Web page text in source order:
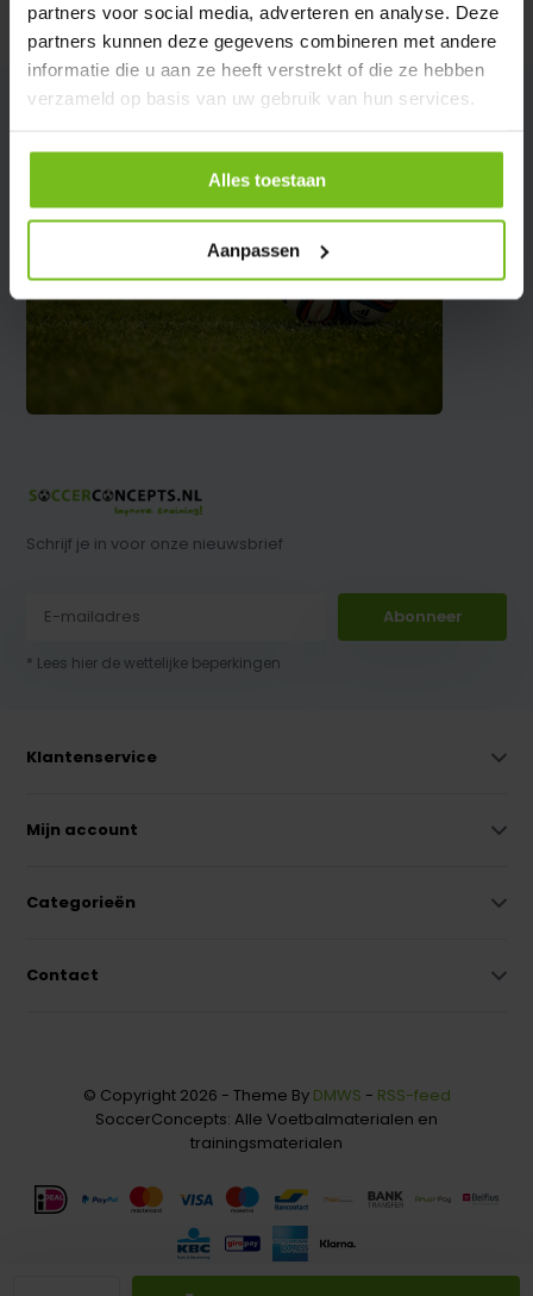
partners voor social media, adverteren en analyse. Deze
partners kunnen deze gegevens combineren met andere
informatie die u aan ze heeft verstrekt of die ze hebben
verzameld op basis van uw gebruik van hun services.
Alles toestaan
Aanpassen
Delen
Schrijf je in voor onze nieuwsbrief
Abonneer
* Lees hier de wettelijke beperkingen
Klantenservice
Mijn account
Categorieën
Contact
© Copyright 2026 - Theme By DMWS - RSS-feed
SoccerConcepts: Alle Voetbalmaterialen en
trainingsmaterialen